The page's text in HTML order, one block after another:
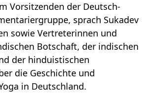
Vorsitzenden der Deutsch-
sprach Sukadev
sowie Vertreterinnen und
Botschaft, der indischen
der hinduistischen
die Geschichte und
in Deutschland.